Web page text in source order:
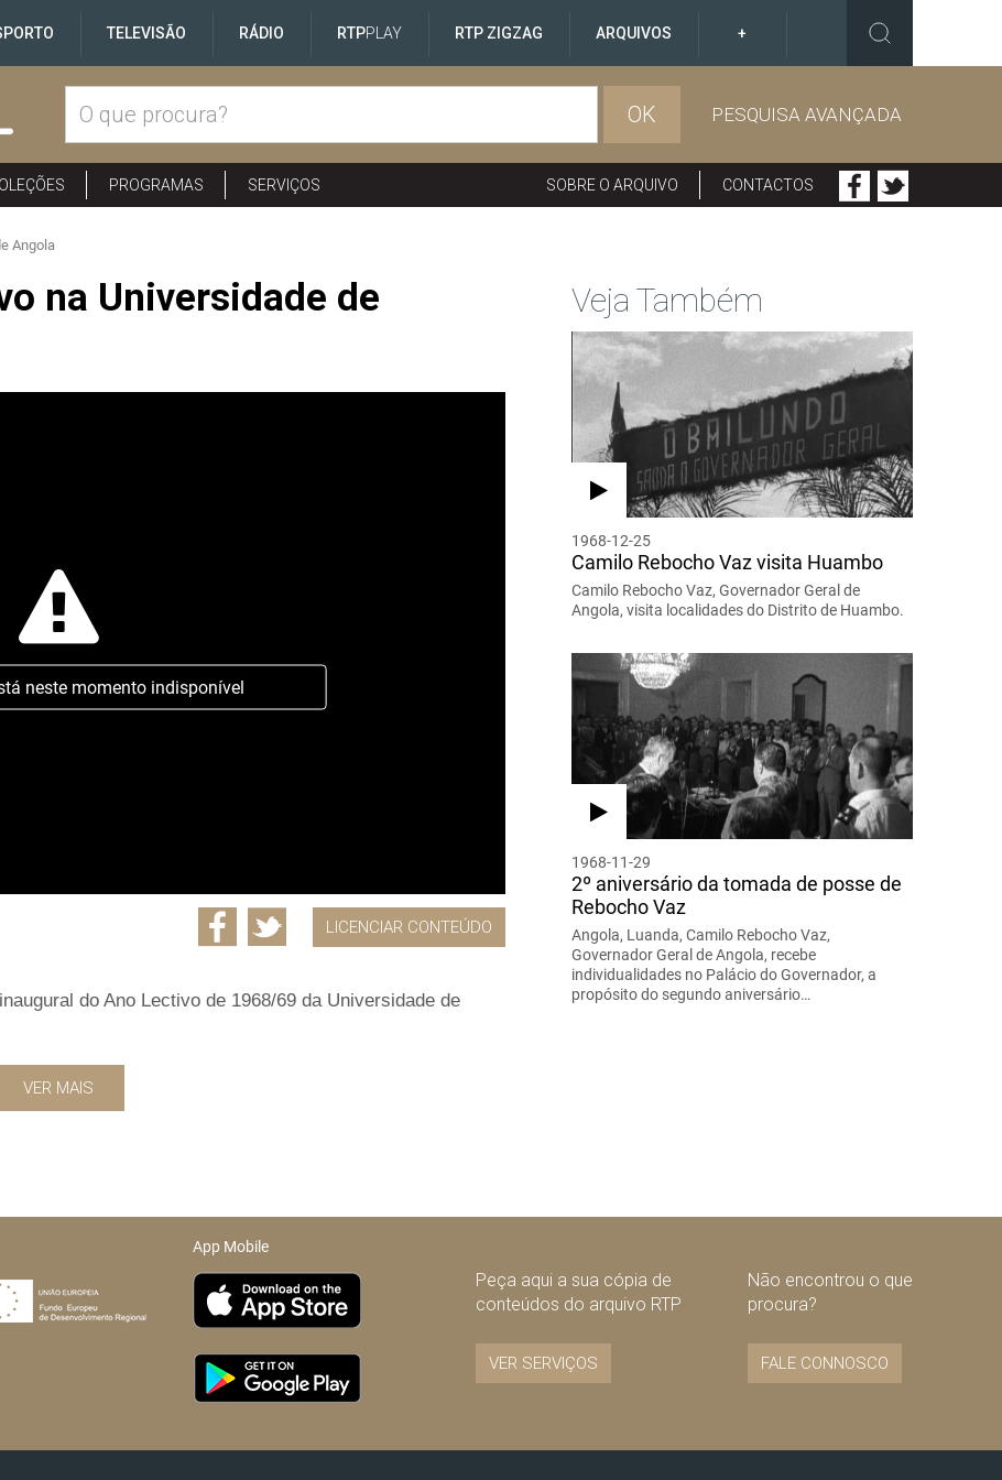
TELEVISÃO RÁDIO RTPPLAY RTP ZIGZAG ARQUIVOS +
OK PESQUISA AVANÇADA
PROGRAMAS SERVIÇOS SOBRE O ARQUIVO CONTACTOS
Angola
na Universidade de
neste momento indisponível
LICENCIAR CONTEÚDO
do Ano Lectivo de 1968/69 da Universidade de
VER MAIS
Veja Também
1968-12-25
Camilo Rebocho Vaz visita Huambo
Camilo Rebocho Vaz, Governador Geral de
Angola, visita localidades do Distrito de Huambo.
1968-11-29
2º aniversário da tomada de posse de
Rebocho Vaz
Angola, Luanda, Camilo Rebocho Vaz,
Governador Geral de Angola, recebe
individualidades no Palácio do Governador, a
propósito do segundo aniversário…
App Mobile
Peça aqui a sua cópia de
conteúdos do arquivo RTP
VER SERVIÇOS
Não encontrou o que
procura?
FALE CONNOSCO